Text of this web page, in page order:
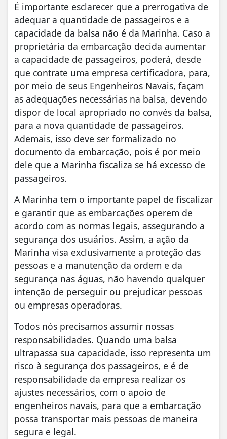
É importante esclarecer que a prerrogativa de
adequar a quantidade de passageiros e a
capacidade da balsa não é da Marinha. Caso a
proprietária da embarcação decida aumentar
a capacidade de passageiros, poderá, desde
que contrate uma empresa certificadora, para,
por meio de seus Engenheiros Navais, façam
as adequações necessárias na balsa, devendo
dispor de local apropriado no convés da balsa,
para a nova quantidade de passageiros.
Ademais, isso deve ser formalizado no
documento da embarcação, pois é por meio
dele que a Marinha fiscaliza se há excesso de
passageiros.
A Marinha tem o importante papel de fiscalizar
e garantir que as embarcações operem de
acordo com as normas legais, assegurando a
segurança dos usuários. Assim, a ação da
Marinha visa exclusivamente a proteção das
pessoas e a manutenção da ordem e da
segurança nas águas, não havendo qualquer
intenção de perseguir ou prejudicar pessoas
ou empresas operadoras.
Todos nós precisamos assumir nossas
responsabilidades. Quando uma balsa
ultrapassa sua capacidade, isso representa um
risco à segurança dos passageiros, e é de
responsabilidade da empresa realizar os
ajustes necessários, com o apoio de
engenheiros navais, para que a embarcação
possa transportar mais pessoas de maneira
segura e legal.